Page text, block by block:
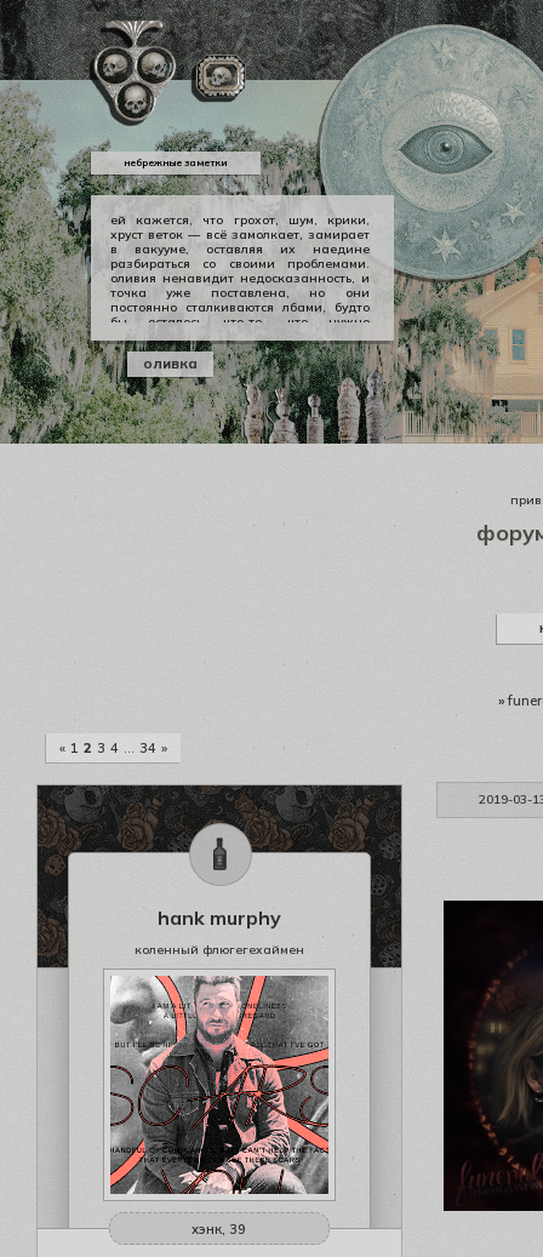
ей кажется, что грохот, шум, крики,
хруст веток — всё замолкает, замирает
в вакууме, оставляя их наедине
разбираться со своими проблемами.
оливия ненавидит недосказанность, и
точка уже поставлена, но они
постоянно сталкиваются лбами, будто
бы осталось что-то, что нужно
произнести вслух, выкричать, выскулить
болезненным визгом, чтобы не
тревожило никогда не заживающей
раной. но оливии нечего сказать
джеральду, а джеральду просто
плевать.
оливка
небрежные заметки
»
« 1 2 3 4 … 34 »
2019-03-
hank murphy
коленный флюгегехаймен
хэнк, 39